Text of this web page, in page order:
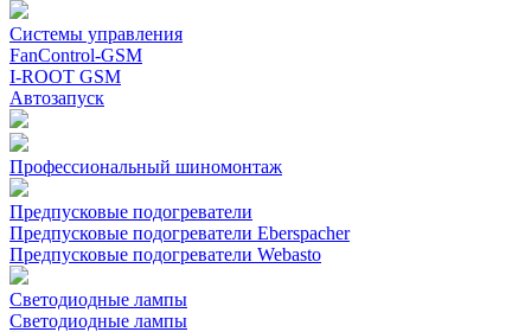
Системы управления
FanControl-GSM
I-ROOT GSM
Автозапуск
Профессиональный шиномонтаж
Предпусковые подогреватели
Предпусковые подогреватели Eberspacher
Предпусковые подогреватели Webasto
Светодиодные лампы
Светодиодные лампы